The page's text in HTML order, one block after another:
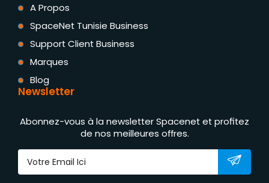
A Propos
SpaceNet Tunisie Business
Support Client Business
Marques
Blog
Newsletter
Abonnez-vous à la newsletter Spacenet et profitez
de nos meilleures offres.